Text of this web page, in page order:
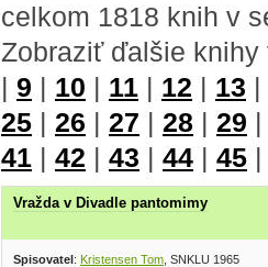
celkom 1818 knih v
Zobraziť ďalšie
| 9 | 10 | 11 | 12 | 13 |
25 | 26 | 27 | 28 | 29
41 | 42 | 43 | 44 | 45
Vražda v Divadle pantomimy
Spisovatel: Kristensen Tom , SNKLU 1965